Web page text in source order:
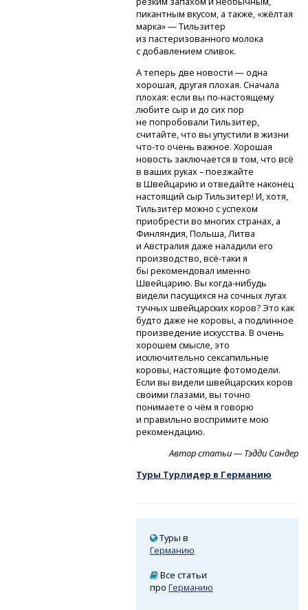
пикантным вкусом, а также, «жёлтая
марка» — Тильзитер
из пастеризованного молока
с добавлением сливок.
А теперь две новости — одна
хорошая, другая плохая. Сначала
плохая: есливы по-настоящему
любите сыр и до сих пор
не попробовали Тильзитер,
считайте, что вы упустили в жизни
что-то очень важное. Хорошая
новость заключается в том, что всё
в ваших руках – поезжайте
в Швейцарию и отведайте наконец
настоящий сыр Тильзитер! И, хотя,
Тильзитер можно с успехом
приобрести во многих странах, а
Финляндия, Польша, Литва
и Австралия даже наладили его
производство,всё-таки я
бы рекомендовал именно
Швейцарию.Вы когда-нибудь
видели пасущихся на сочных лугах
тучных швейцарских коров? Это как
будто даже не коровы, а подлинное
произведение искусства. В очень
хорошем смысле, это
исключительно сексапильные
коровы, настоящие фотомодели.
Если вы видели швейцарских коров
своими глазами, вы точно
понимаете о чём я говорю
и правильно воспримите мою
рекомендацию.
Автор статьи — Тэдди Сандер
Туры Турлидер в Германию
Туры в
Германию
Все статьи
проГерманию